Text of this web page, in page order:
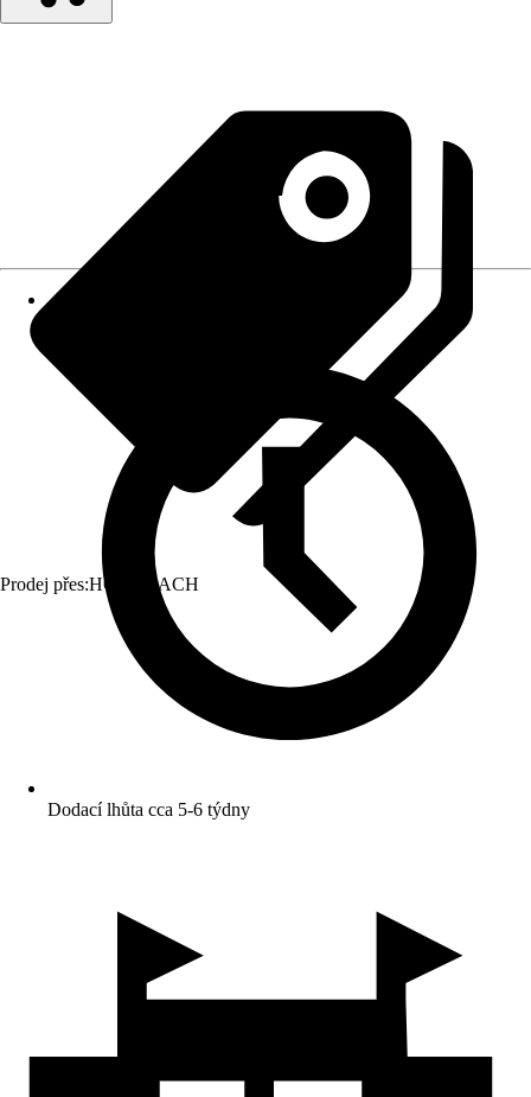
Prodej přes:HORNBACH
Dodací lhůta cca 5-6 týdny